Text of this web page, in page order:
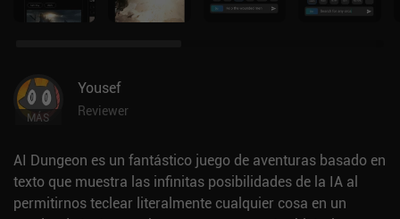
MÁS
Yousef
Reviewer
AI Dungeon es un fantástico juego de aventuras basado en
texto que muestra las infinitas posibilidades de la IA al
permitirnos teclear literalmente cualquier cosa en un